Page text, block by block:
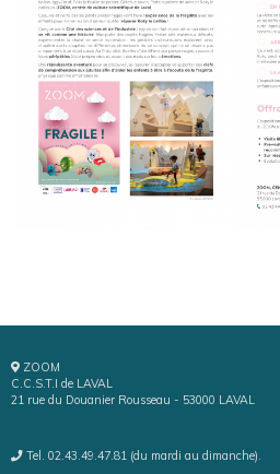
ZOOM
C.C.S.T.I de LAVAL
21 rue du Douanier Rousseau - 53000 LAVAL
Tel. 02.43.49.47.81 (du mardi au dimanche).